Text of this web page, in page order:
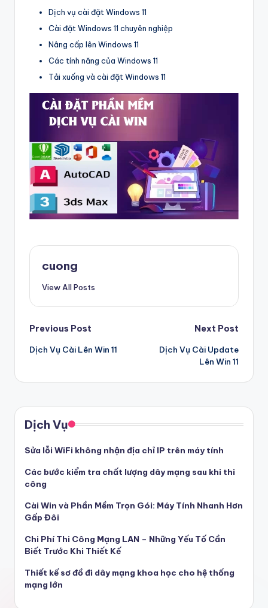
Dịch vụ cài đặt Windows 11
Cài đặt Windows 11 chuyên nghiệp
Nâng cấp lên Windows 11
Các tính năng của Windows 11
Tải xuống và cài đặt Windows 11
cuong
View All Posts
Post
navigation
Previous Post
Dịch Vụ Cài Lên Win 11
Next Post
Dịch Vụ Cài Update
Lên Win 11
Dịch Vụ
Sửa lỗi WiFi không nhận địa chỉ IP trên máy tính
Các bước kiểm tra chất lượng dây mạng sau khi thi
công
Cài Win và Phần Mềm Trọn Gói: Máy Tính Nhanh Hơn
Gấp Đôi
Chi Phí Thi Công Mạng LAN – Những Yếu Tố Cần
Biết Trước Khi Thiết Kế
Thiết kế sơ đồ đi dây mạng khoa học cho hệ thống
mạng lớn